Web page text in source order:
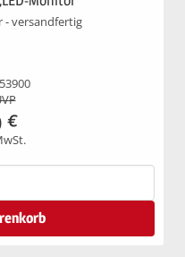
- versandfertig
€